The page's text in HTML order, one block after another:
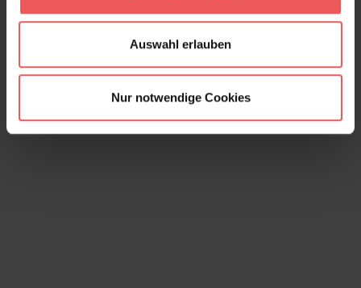
Auswahl erlauben
Nur notwendige Cookies